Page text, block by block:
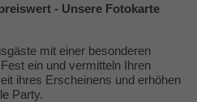
- Unsere Fotokarte
mit einer besonderen
ein und vermitteln Ihren
ihres Erscheinens und erhöhen
Party.